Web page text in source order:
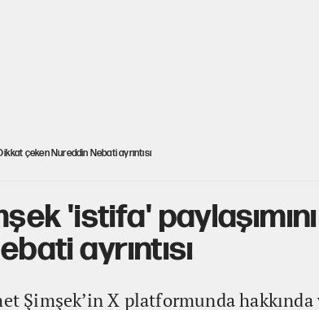
çeken Nureddin Nebati ayrıntısı
'istifa'
ayrıntısı
Şimşek’in X platformunda hakkında